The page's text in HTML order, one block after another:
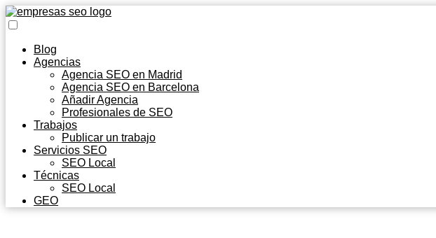
Blog
Agencias
Agencia SEO en Madrid
Agencia SEO en Barcelona
Añadir Agencia
Profesionales de SEO
Trabajos
Publicar un trabajo
Servicios SEO
SEO Local
Técnicas
SEO Local
GEO